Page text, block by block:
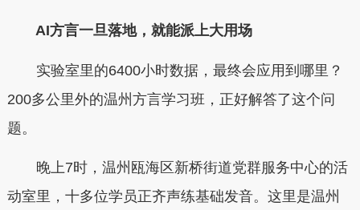
AI方言一旦落地，就能派上大用场
实验室里的6400小时数据，最终会应用到哪里？
200多公里外的温州方言学习班，正好解答了这个问
题。
晚上7时，温州瓯海区新桥街道党群服务中心的活
动室里，十多位学员正齐声练基础发音。这里是温州